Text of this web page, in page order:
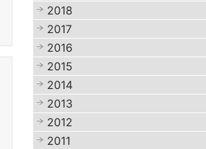
2018
2017
2016
2015
2014
2013
2012
2011